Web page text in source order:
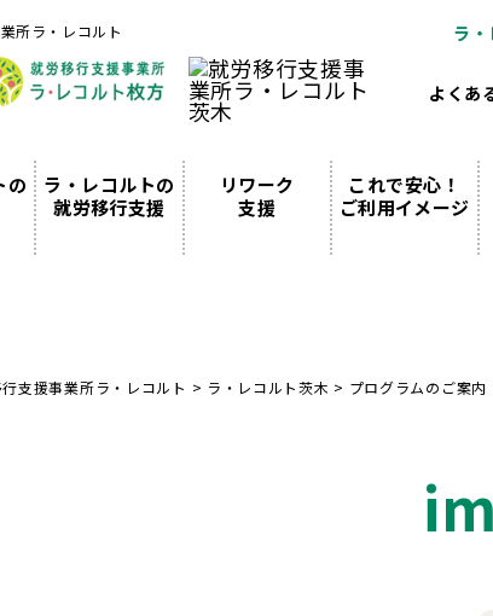
所ラ・レコルト ラ
よくあ
の
ラ・レコルトの
就労移行支援
リワーク
支援
これで安心！
ご利用イメージ
支援事業所ラ・レコルト > ラ・レコルト茨木 > プログラムのご案内